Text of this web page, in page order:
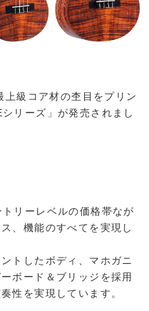
上級コア材の杢目をプリン
リーズ」が発売されまし
リーレベルの価格帯なが
、機能のすべてを実現し
トしたボディ、マホガニ
ボード＆ブリッジを採用
性を実現しています。